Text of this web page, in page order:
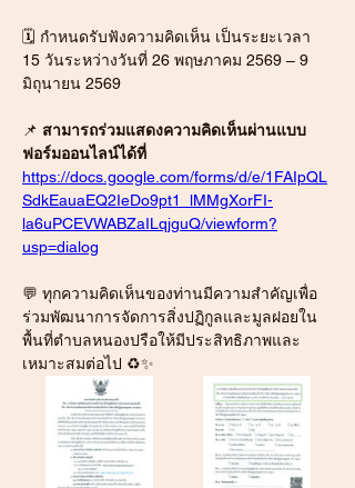
🗓 กำหนดรับฟังความคิดเห็น เป็นระยะเวลา
15 วันระหว่างวันที่ 26 พฤษภาคม 2569 – 9
มิถุนายน 2569
📌 สามารถร่วมแสดงความคิดเห็นผ่านแบบ
ฟอร์มออนไลน์ได้ที่
https://docs.google.com/forms/d/e/1FAIpQL
SdkEauaEQ2IeDo9pt1_lMMgXorFI-
la6uPCEVWABZaILqjguQ/viewform?
usp=dialog
💬 ทุกความคิดเห็นของท่านมีความสำคัญเพื่อ
ร่วมพัฒนาการจัดการสิ่งปฏิกูลและมูลฝอยใน
พื้นที่ตำบลหนองปรือให้มีประสิทธิภาพและ
เหมาะสมต่อไป ♻️✨